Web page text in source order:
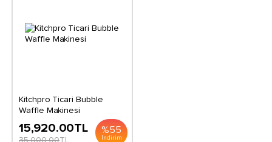
Kitchpro Ticari Bubble
Waffle Makinesi
%55
İndirim
15,920.00TL
35,000.00TL